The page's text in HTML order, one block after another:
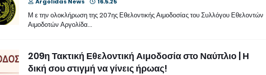
Μ ε την ολοκλήρωση της 207ης Εθελοντικής Αιμοδοσίας του Συλλόγου Εθελοντών
Αιμοδοτών Αργολίδα…
209η Τακτική Εθελοντική Αιμοδοσία στο Ναύπλιο | Η
δική σου στιγμή να γίνεις ήρωας!